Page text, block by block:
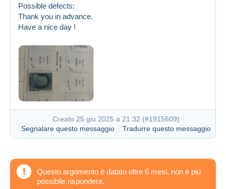
Possible defects:
Thank you in advance.
Have a nice day !
Creato 25 giu 2025 a 21:32 (#1915609)
Segnalare questo messaggio
Tradurre questo messaggio
Questo argomento è datato oltre 6 mesi, non è più
possibile rispondere.